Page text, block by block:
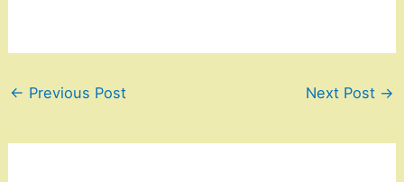
← Previous Post Next Post →